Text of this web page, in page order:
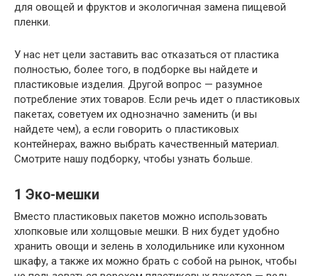
для овощей и фруктов и экологичная замена пищевой
пленки.
У нас нет цели заставить вас отказаться от пластика
полностью, более того, в подборке вы найдете и
пластиковые изделия. Другой вопрос — разумное
потребление этих товаров. Если речь идет о пластиковых
пакетах, советуем их однозначно заменить (и вы
найдете чем), а если говорить о пластиковых
контейнерах, важно выбрать качественный материал.
Смотрите нашу подборку, чтобы узнать больше.
1 Эко-мешки
Вместо пластиковых пакетов можно использовать
хлопковые или холщовые мешки. В них будет удобно
хранить овощи и зелень в холодильнике или кухонном
шкафу, а также их можно брать с собой на рынок, чтобы